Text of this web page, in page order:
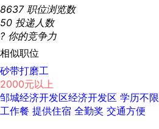
8637 职位浏览数
50 投递人数
? 你的竞争力
相似职位
砂带打磨工
2000元以上
邹城经济开发区经济开发区 学历不限
工作餐 提供住宿 全勤奖 交通方便